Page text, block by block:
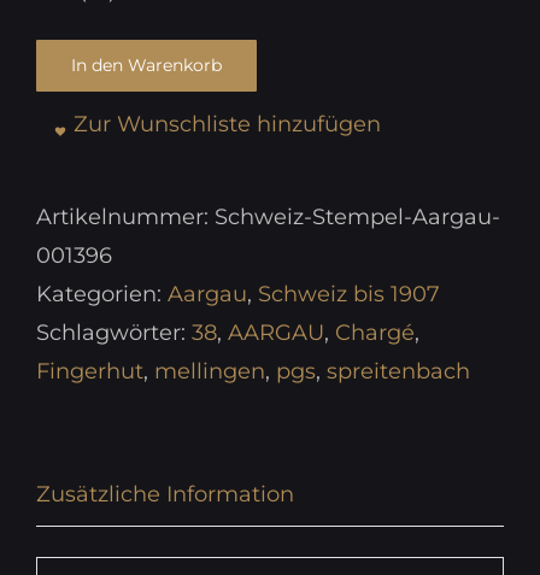
In den Warenkorb
Zur Wunschliste hinzufügen
Artikelnummer: Schweiz-Stempel-Aargau-
001396
Kategorien: Aargau, Schweiz bis 1907
Schlagwörter: 38, AARGAU, Chargé,
Fingerhut, mellingen, pgs, spreitenbach
Zusätzliche Information